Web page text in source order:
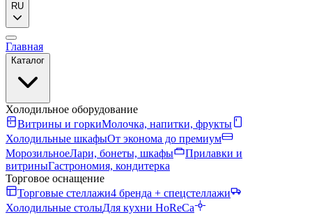
RU
Главная
Каталог
Холодильное оборудование
Витрины и горкиМолочка, напитки, фрукты
Холодильные шкафыОт эконома до премиум
МорозильноеЛари, бонеты, шкафы
Прилавки и
витриныГастрономия, кондитерка
Торговое оснащение
Торговые стеллажи4 бренда + спецстеллажи
Холодильные столыДля кухни HoReCa